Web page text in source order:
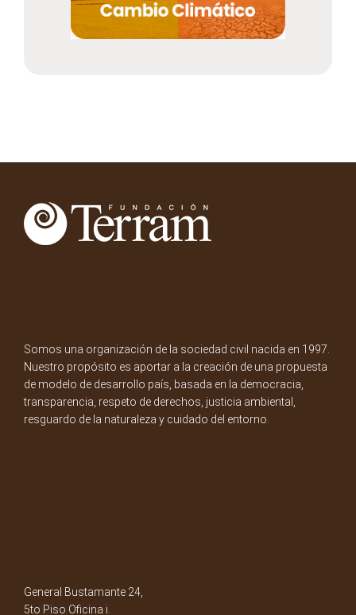
Somos una organización de la sociedad civil nacida en 1997.
Nuestro propósito es aportar a la creación de una propuesta
de modelo de desarrollo país, basada en la democracia,
transparencia, respeto de derechos, justicia ambiental,
resguardo de la naturaleza y cuidado del entorno.
General Bustamante 24,
5to Piso Oficina i.